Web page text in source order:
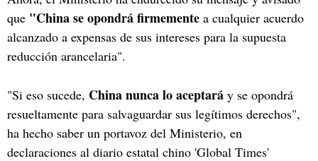
que "China se opondrá firmemente a cualquier acuerdo
alcanzado a expensas de sus intereses para la supuesta
reducción arancelaria".
"Si eso sucede, China nunca lo aceptará y se opondrá
resueltamente para salvaguardar sus legítimos derechos",
ha hecho saber un portavoz del Ministerio, en
declaraciones al diario estatal chino 'Global Times'